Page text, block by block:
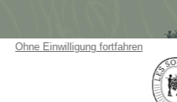
ANREISE &